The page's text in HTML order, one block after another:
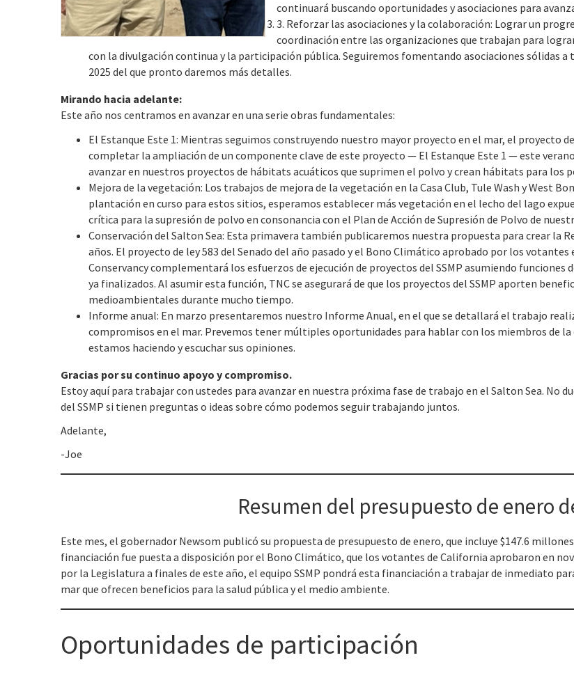
continuará buscando oportunidades y asociaciones para
3. Reforzar las asociaciones y la colaboración: Lograr un
coordinación entre las organizaciones que trabajan para
con la divulgación continua y la participación pública. Seguiremos fomentando asociaciones sólidas
2025 del que pronto daremos más detalles.
Mirando hacia adelante:
Este año nos centramos en avanzar en una serie obras fundamentales:
El Estanque Este 1: Mientras seguimos construyendo nuestro mayor proyecto en el mar, el proyecto
completar la ampliación de un componente clave de este proyecto — El Estanque Este 1 — este
avanzar en nuestros proyectos de hábitats acuáticos que suprimen el polvo y crean hábitats para los
Mejora de la vegetación: Los trabajos de mejora de la vegetación en la Casa Club, Tule Wash y West
plantación en curso para estos sitios, esperamos establecer más vegetación en el lecho del lago
crítica para la supresión de polvo en consonancia con el Plan de Acción de Supresión de Polvo de
Conservación del Salton Sea: Esta primavera también publicaremos nuestra propuesta para crear la
años. El proyecto de ley 583 del Senado del año pasado y el Bono Climático aprobado por los
Conservancy complementará los esfuerzos de ejecución de proyectos del SSMP asumiendo
ya finalizados. Al asumir esta función, TNC se asegurará de que los proyectos del SSMP aporten
medioambientales durante mucho tiempo.
Informe anual: En marzo presentaremos nuestro Informe Anual, en el que se detallará el trabajo
compromisos en el mar. Prevemos tener múltiples oportunidades para hablar con los miembros de
estamos haciendo y escuchar sus opiniones.
Gracias por su continuo apoyo y compromiso.
Estoy aquí para trabajar con ustedes para avanzar en nuestra próxima fase de trabajo en el Salton Sea. No
del SSMP si tienen preguntas o ideas sobre cómo podemos seguir trabajando juntos.
Adelante,
-Joe
Resumen del presupuesto de enero
Este mes, el gobernador Newsom publicó su propuesta de presupuesto de enero, que incluye $147.6
financiación fue puesta a disposición por el Bono Climático, que los votantes de California aprobaron en
por la Legislatura a finales de este año, el equipo SSMP pondrá esta financiación a trabajar de inmediato
mar que ofrecen beneficios para la salud pública y el medio ambiente.
Oportunidades de participación